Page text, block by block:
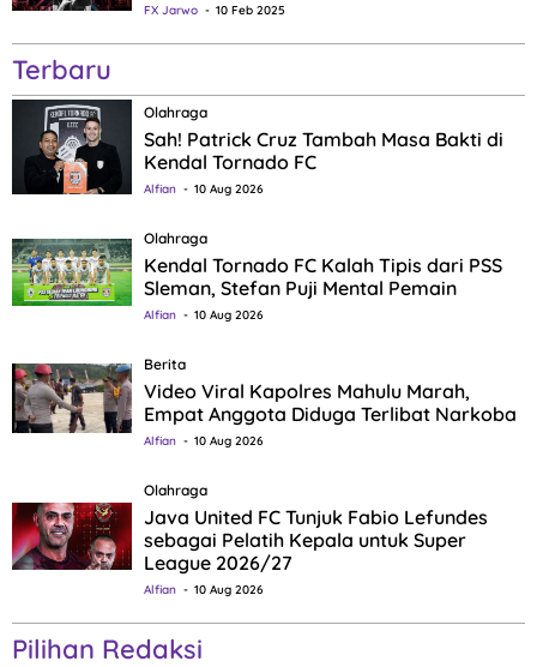
FX Jarwo 10 Feb 2025
Terbaru
Olahraga
Sah! Patrick Cruz Tambah Masa Bakti di
Kendal Tornado FC
Alfian 10 Aug 2026
Olahraga
Kendal Tornado FC Kalah Tipis dari PSS
Sleman, Stefan Puji Mental Pemain
Alfian 10 Aug 2026
Berita
Video Viral Kapolres Mahulu Marah,
Empat Anggota Diduga Terlibat Narkoba
Alfian 10 Aug 2026
Olahraga
Java United FC Tunjuk Fabio Lefundes
sebagai Pelatih Kepala untuk Super
League 2026/27
Alfian 10 Aug 2026
Pilihan Redaksi